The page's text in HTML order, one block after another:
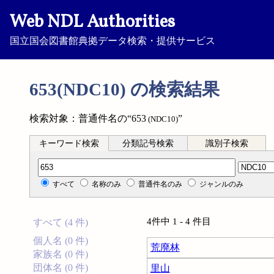
Web NDL Authorities
国立国会図書館典拠データ検索・提供サービス
653(NDC10) の検索結果
検索対象：普通件名の“653 (NDC10)”
キーワード検索 分類記号検索 識別子検索
分類記号検索
すべて 名称のみ 普通件名のみ ジャンルのみ
すべて (4 件)
個人名 (0 件)
家族名 (0 件)
団体名 (0 件)
4件中 1 - 4 件目
荒廃林
里山